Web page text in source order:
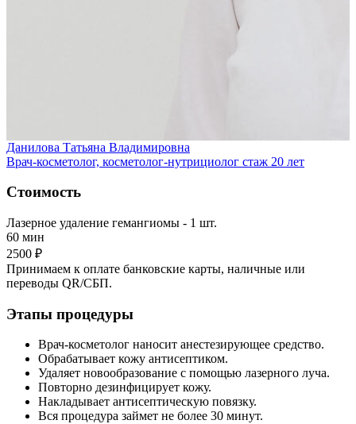
Данилова Татьяна Владимировна
Врач-косметолог, косметолог-нутрициолог стаж 20 лет
Стоимость
Лазерное удаление гемангиомы - 1 шт.
60 мин
2500 ₽
Принимаем к оплате банковские карты, наличные или
переводы QR/СБП.
Этапы процедуры
Врач-косметолог наносит анестезирующее средство.
Обрабатывает кожу антисептиком.
Удаляет новообразование с помощью лазерного луча.
Повторно дезинфицирует кожу.
Накладывает антисептическую повязку.
Вся процедура займет не более 30 минут.